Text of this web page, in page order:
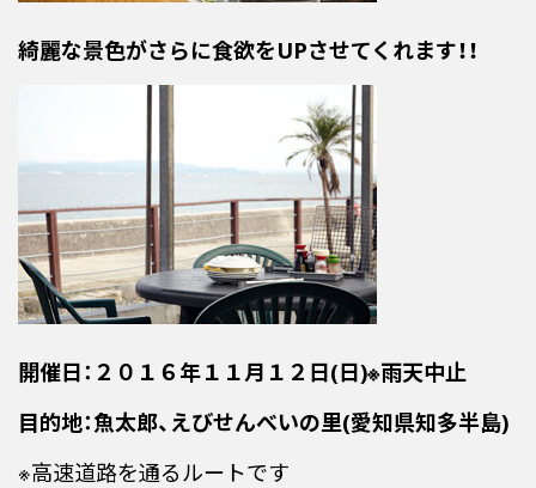
綺麗な景色がさらに食欲をUPさせてくれます！！
開催日：２０１６年１１月１２日(日)※雨天中止
目的地：魚太郎、えびせんべいの里(愛知県知多半島)
※高速道路を通るルートです